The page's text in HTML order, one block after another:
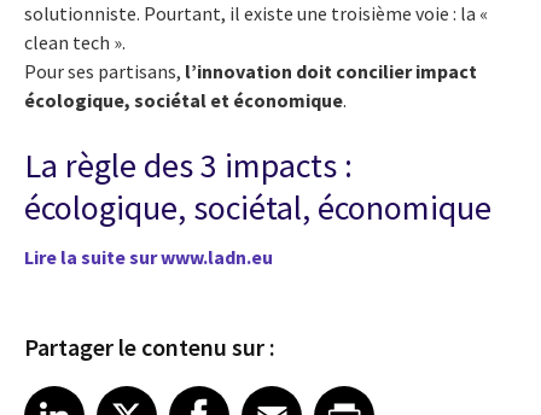
solutionniste. Pourtant, il existe une troisième voie : la «
clean tech ».
Pour ses partisans, l’innovation doit concilier impact
écologique, sociétal et économique.
La règle des 3 impacts :
écologique, sociétal, économique
Lire la suite sur www.ladn.eu
Partager le contenu sur :
Share article on LinkedIn
LinkedIn
Share article on XShare article on Facebook
Facebook
Share article on Email
EmailShare article on Print